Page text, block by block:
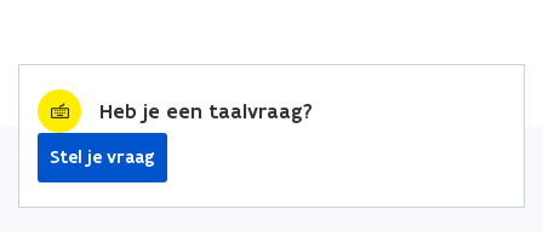
Heb je een taalvraag?
Stel je vraag